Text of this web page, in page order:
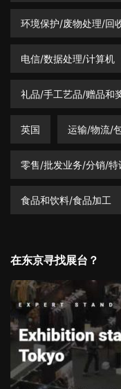
环境保护/废物处理/回
电信/数据处理/计算机
礼品/手工艺品/赠品和
英国 运输/物流/
零售/批发业务/分销/特
食品和饮料/食品加工
在东京寻找展台？